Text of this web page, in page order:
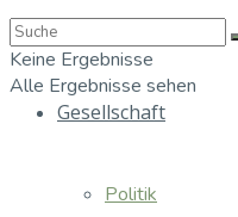
Gesellschaft
Politik
Keine Ergebnisse
Alle Ergebnisse sehen